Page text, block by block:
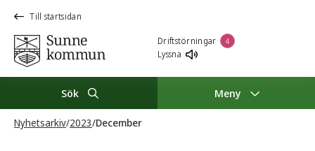
Till startsidan
Driftstörningar 4
Lyssna
Sök Meny
Nyhetsarkiv/2023/December